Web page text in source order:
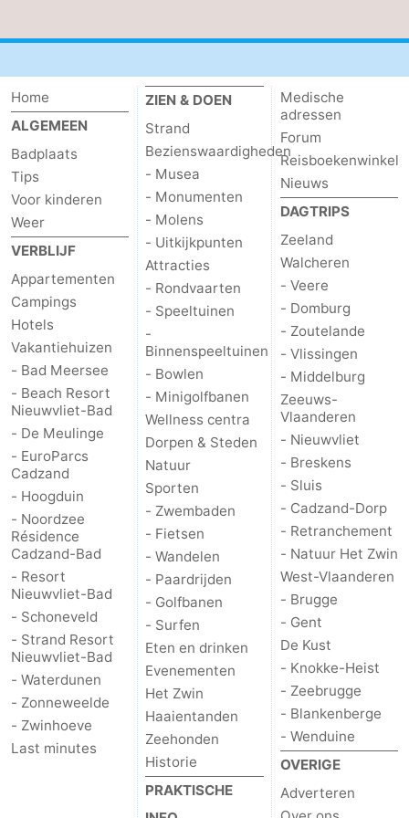
Wandelen
-
Paardrijden
-
Golfbanen
-
Surfen
Eten
en
drinken
Haaientanden
Zeehonden
Evenementen
Praktisch
Forum
Reisboekenwinkel
Nieuws
Route
-
Parkeren
Medische
adressen
Regio
Zeeland
Home
ALGEMEEN
Badplaats
Tips
Voor kinderen
Weer
VERBLIJF
Appartementen
Campings
Hotels
Vakantiehuizen
- Bad Meersee
- Beach Resort
Nieuwvliet-Bad
- De Meulinge
- EuroParcs
Cadzand
- Hoogduin
- Noordzee
Résidence
Cadzand-Bad
- Resort
Nieuwvliet-Bad
- Schoneveld
- Strand Resort
Nieuwvliet-Bad
- Waterdunen
- Zonneweelde
- Zwinhoeve
Last minutes
ZIEN & DOEN
Strand
Bezienswaardigheden
- Musea
- Monumenten
- Molens
- Uitkijkpunten
Attracties
- Rondvaarten
- Speeltuinen
-
Binnenspeeltuinen
- Bowlen
- Minigolfbanen
Wellness centra
Dorpen & Steden
Natuur
Sporten
- Zwembaden
- Fietsen
- Wandelen
- Paardrijden
- Golfbanen
- Surfen
Eten en drinken
Evenementen
Het Zwin
Haaientanden
Zeehonden
Historie
PRAKTISCHE
Medische
adressen
Forum
Reisboekenwinkel
Nieuws
DAGTRIPS
Zeeland
Walcheren
- Veere
- Domburg
- Zoutelande
- Vlissingen
- Middelburg
Zeeuws-
Vlaanderen
- Nieuwvliet
- Breskens
- Sluis
- Cadzand-Dorp
- Retranchement
- Natuur Het Zwin
West-Vlaanderen
- Brugge
- Gent
De Kust
- Knokke-Heist
- Zeebrugge
- Blankenberge
- Wenduine
OVERIGE
Adverteren